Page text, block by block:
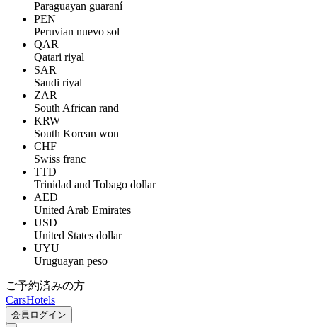
Paraguayan guaraní
PEN
Peruvian nuevo sol
QAR
Qatari riyal
SAR
Saudi riyal
ZAR
South African rand
KRW
South Korean won
CHF
Swiss franc
TTD
Trinidad and Tobago dollar
AED
United Arab Emirates
USD
United States dollar
UYU
Uruguayan peso
ご予約済みの方
CarsHotels
会員ログイン